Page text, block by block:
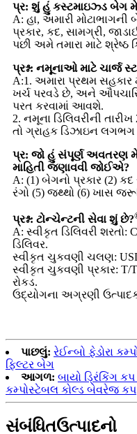
પ્ર: શું હું કસ્ટમાઇઝ્ડ બેગ
A: હા, અમારી
પ્રકાર, કદ, સામગ્રી,
પછી અમે તમારા માટે શ્રેષ્ઠ
પ્રશ્ન: નમૂનાઓ માટે ચાર્જ
A:1. અમારા પ્રથમ સહકાર
ખર્ચ પરવડે છે, અને
પરત કરવામાં આવશે.
2. નમૂના ડિલિવરીની
તો ગ્રાહક ડિઝાઇન લગભગ
પ્ર: જો હું સંપૂર્ણ અવતરણ
માહિતી જણાવવી જોઈએ?
A: (1) બેગનો પ્રકાર (2) કદ
રંગો (5) જથ્થો (6) ખાસ
પ્રશ્ન: ટોન્ચેન્ટની સેવા શું છે?
A: સ્વીકૃત ડિલિવરી
ડિલિવર.
સ્વીકૃત ચુકવણી ચલણ:
સ્વીકૃત ચુકવણી પ્રકાર: T/
રોકડ.
ઉદ્યોગના અગ્રણી
પાછલું: રેઈન્બો ફેડોરા
ફિલ્ટર બેગ
આગળ: બાયો ડ્રિંકિંગ
કમ્પોસ્ટેબલ કોલ્ડ બેવરેજ કપ
સંબંધિતઉત્પાદનો